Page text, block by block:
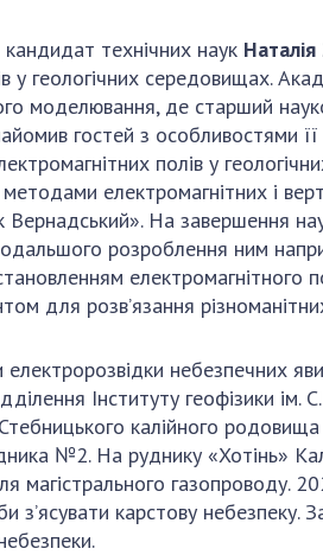
кандидат технічних наук
у геологічних середовищах.
моделювання, де старший
гостей з особливостями її
полів у
електромагнітних і
Вернадський». На завершення
розроблення ним
електромагнітного
для розв’язання
небезпечних
Інституту геофізики
калійного
№2. На руднику «Хотінь»
магістрального газопроводу.
карстову небезпеку.